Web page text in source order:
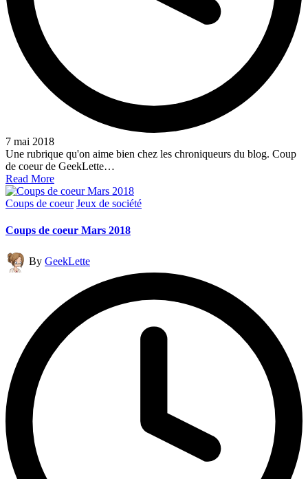
7 mai 2018
Une rubrique qu'on aime bien chez les chroniqueurs du blog. Coup
de coeur de GeekLette…
Read More
Posted
Coups de coeur Jeux de société
Coups de coeur Mars 2018
Posted
by
By GeekLette